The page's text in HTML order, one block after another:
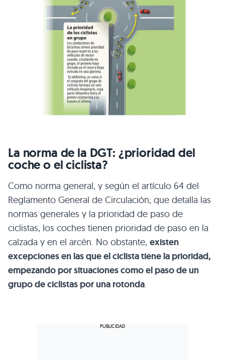
La norma de la DGT: ¿prioridad del
coche o el ciclista?
Como norma general, y según el artículo 64 del
Reglamento General de Circulación, que detalla las
normas generales y la prioridad de paso de
ciclistas, los coches tienen prioridad de paso en la
calzada y en el arcén. No obstante, existen
excepciones en las que el ciclista tiene la prioridad,
empezando por situaciones como el paso de un
grupo de ciclistas por una rotonda.